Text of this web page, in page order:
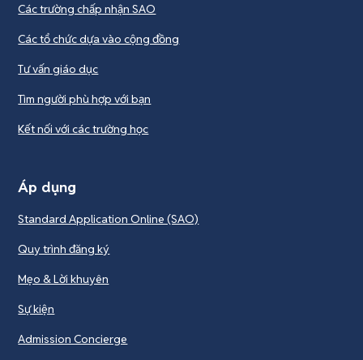
Các trường chấp nhận SAO
Các tổ chức dựa vào cộng đồng
Tư vấn giáo dục
Tìm người phù hợp với bạn
Kết nối với các trường học
Áp dụng
Standard Application Online (SAO)
Quy trình đăng ký
Mẹo & Lời khuyên
Sự kiện
Admission Concierge